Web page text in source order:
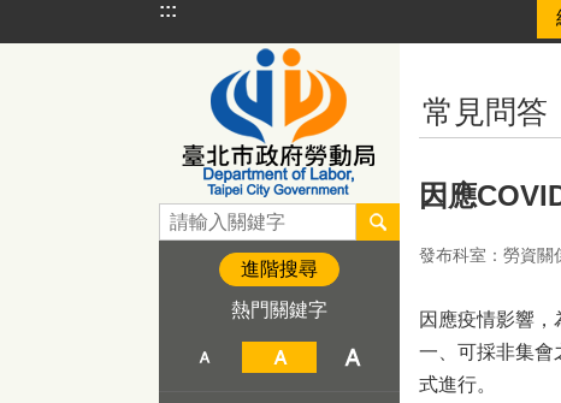
跳到主要內容區塊
:::
進階搜尋
熱門關鍵字
常見問答
因應
發布科室：勞資關
因應疫情影響，
一、可採非集會
式進行。